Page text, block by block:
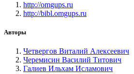
http://omgups.ru
http://bibl.omgups.ru
Авторы
Четвергов Виталий Алексеевич
Черемисин Василий Титович
Галиев Ильхам Исламович